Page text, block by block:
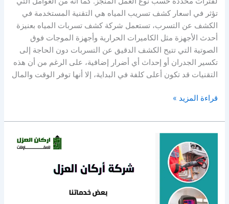
تؤثر في اسعار كشف تسريب المياه هي التقنية المستخدمة في
الكشف عن التسرب، تستعمل شركة كشف تسربات المياه بعنيزة
أحدث الأجهزة مثل الكاميرات الحرارية وأجهزة الموجات فوق
الصوتية التي تتيح الكشف الدقيق عن التسربات دون الحاجة إلى
تكسير الجدران أو إحداث أي أضرار إضافية، على الرغم من أن هذه
التقنيات قد تكون أعلى كلفة في البداية، إلا أنها توفر الوقت والمال
قراءة المزيد »
كشف
تسربات
المياه
الدوادمي